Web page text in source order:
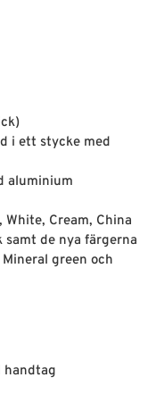
i ett stycke med
aluminium
White, Cream, China
samt de nya färgerna
green och